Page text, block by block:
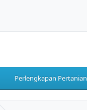
Perlengkapan Pertanian